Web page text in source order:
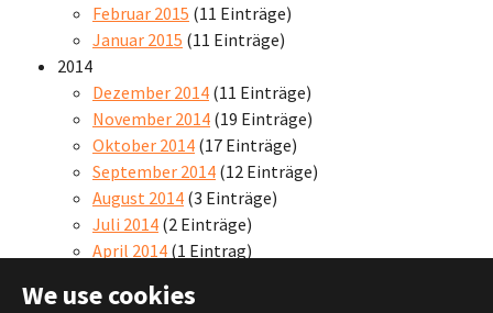
We use cookies
Februar 2015 (11 Einträge)
Januar 2015 (11 Einträge)
2014
Dezember 2014 (11 Einträge)
November 2014 (19 Einträge)
Oktober 2014 (17 Einträge)
September 2014 (12 Einträge)
August 2014 (3 Einträge)
Juli 2014 (2 Einträge)
April 2014 (1 Eintrag)